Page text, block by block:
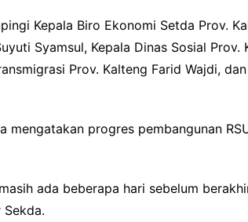
DPRD Murung Raya
DPRD Palangka Raya
DPRD Seruyan
Kepala Biro Ekonomi Setda Prov.
Syamsul, Kepala Dinas Sosial Prov.
Prov. Kalteng Farid Wajdi,
mengatakan progres pembangunan
ada beberapa hari sebelum
Sekda.